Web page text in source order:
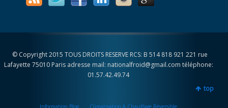
© Copyright 2015 TOUS DROITS RESERVE RCS: B 514 818 921 221 rue
Lafayette 75010 Paris adresse mail: nationalfroid@gmail.com téléphone:
01.57.42.49.74
top